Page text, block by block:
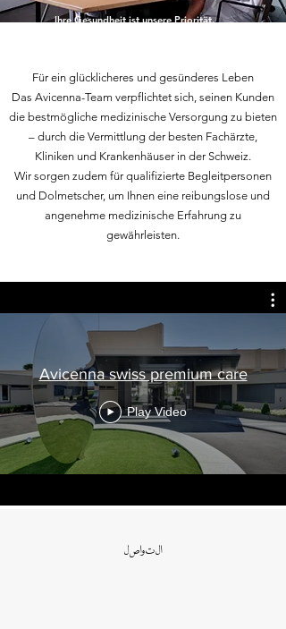
Ihre Gesundheit ist unsere Priorität.
Für ein glücklicheres und gesünderes Leben
Das Avicenna-Team verpflichtet sich, seinen Kunden
die bestmögliche medizinische Versorgung zu bieten
– durch die Vermittlung der besten Fachärzte,
Kliniken und Krankenhäuser in der Schweiz.
Wir sorgen zudem für qualifizierte Begleitpersonen
und Dolmetscher, um Ihnen eine reibungslose und
angenehme medizinische Erfahrung zu
gewährleisten.
Avicenna swiss premium care
Play Video
التواصل